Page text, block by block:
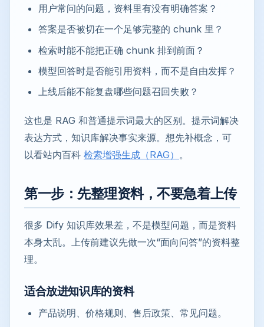
用户常问的问题，资料里有没有明确答案？
答案是否被切在一个足够完整的 chunk 里？
检索时能不能把正确 chunk 排到前面？
模型回答时是否能引用资料，而不是自由发挥？
上线后能不能复盘哪些问题召回失败？
这也是 RAG 和普通提示词最大的区别。提示词解决
表达方式，知识库解决事实来源。想先补概念，可
以看站内百科 检索增强生成（RAG） 。
第一步：先整理资料，不要急着上传
很多 Dify 知识库效果差，不是模型问题，而是资料
本身太乱。上传前建议先做一次“面向问答”的资料整
理。
适合放进知识库的资料
产品说明、价格规则、售后政策、常见问题。